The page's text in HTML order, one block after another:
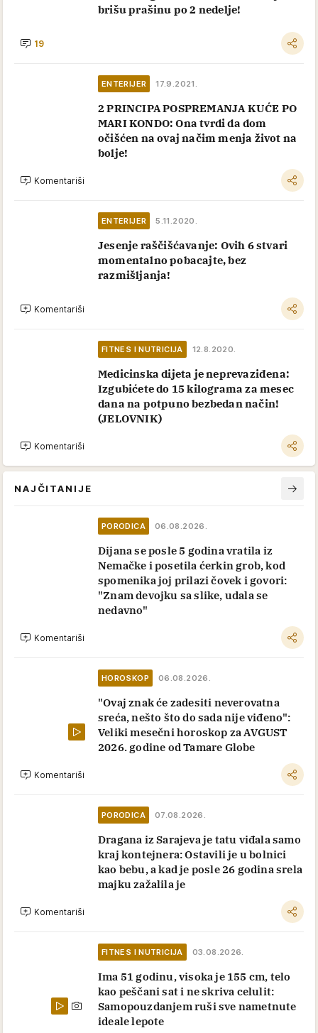
brišu prašinu po 2 nedelje!
19
ENTERIJER 17.9.2021.
2 PRINCIPA POSPREMANJA KUĆE PO
MARI KONDO: Ona tvrdi da dom
očišćen na ovaj načim menja život na
bolje!
Komentariši
ENTERIJER 5.11.2020.
Jesenje raščišćavanje: Ovih 6 stvari
momentalno pobacajte, bez
razmišljanja!
Komentariši
FITNES I NUTRICIJA 12.8.2020.
Medicinska dijeta je neprevaziđena:
Izgubićete do 15 kilograma za mesec
dana na potpuno bezbedan način!
(JELOVNIK)
Komentariši
NAJČITANIJE
PORODICA 06.08.2026.
Dijana se posle 5 godina vratila iz
Nemačke i posetila ćerkin grob, kod
spomenika joj prilazi čovek i govori:
"Znam devojku sa slike, udala se
nedavno"
Komentariši
HOROSKOP 06.08.2026.
"Ovaj znak će zadesiti neverovatna
sreća, nešto što do sada nije viđeno":
Veliki mesečni horoskop za AVGUST
2026. godine od Tamare Globe
Komentariši
PORODICA 07.08.2026.
Dragana iz Sarajeva je tatu viđala samo
kraj kontejnera: Ostavili je u bolnici
kao bebu, a kad je posle 26 godina srela
majku zažalila je
Komentariši
FITNES I NUTRICIJA 03.08.2026.
Ima 51 godinu, visoka je 155 cm, telo
kao peščani sat i ne skriva celulit:
Samopouzdanjem ruši sve nametnute
ideale lepote